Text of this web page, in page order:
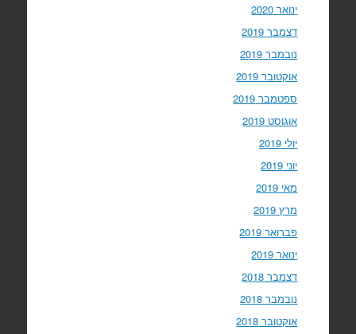
ינואר 2020
דצמבר 2019
נובמבר 2019
אוקטובר 2019
ספטמבר 2019
אוגוסט 2019
יולי 2019
יוני 2019
מאי 2019
מרץ 2019
פברואר 2019
ינואר 2019
דצמבר 2018
נובמבר 2018
אוקטובר 2018